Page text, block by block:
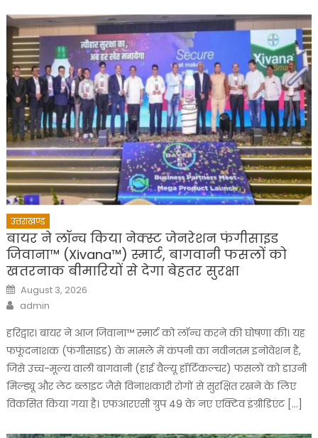
उत्तराखण्ड
बायर ने लॉन्च किया नेक्स्ट जेनरेशन फंगीसाइड
जिवाना™️ (Xivana™️) स्मार्ट, बागवानी फसलों को
खतरनाक बीमारियों से देगा बेहतर सुरक्षा
Posted
on
August 3, 2026
Author
admin
हरिद्वार। बायर ने आज जिवाना™️ स्मार्ट को लॉन्च करने की घोषणा की। यह
फफूंदनाशक (फंगीसाइड) के मामले में कंपनी का नवीनतम इनोवेशन है,
जिसे उच्च-मूल्य वाली बागवानी (हाई वैल्यू हॉर्टिकल्चर) फसलों को डाउनी
मिल्ड्यू और लेट ब्लाइट जैसे विनाशकारी रोगों से सुरक्षित रखने के लिए
विकसित किया गया है। एफआरएसी ग्रुप 49 के नए एक्टिव इंग्रीडिएंट […]